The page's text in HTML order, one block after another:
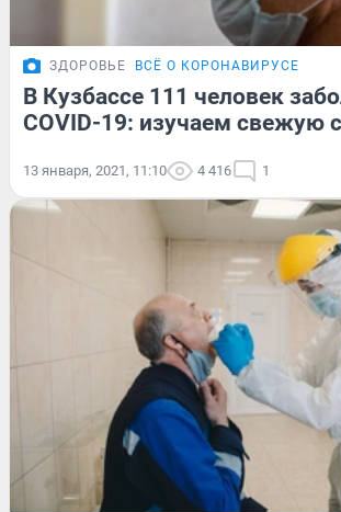
ЗДОРОВЬЕ ВСЁ О КОРОНАВИРУСЕ
В Кузбассе 111 человек
COVID-19: изучаем свежую
13 января, 2021, 11:10 4 416 1